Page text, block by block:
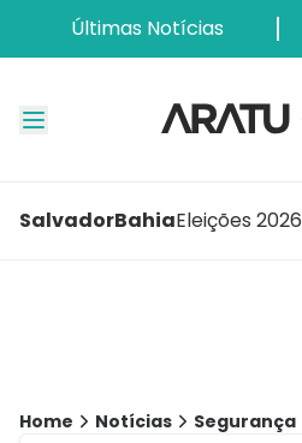
Últimas Notícias
SalvadorBahiaEleições 2026
Home Notícias Segurança